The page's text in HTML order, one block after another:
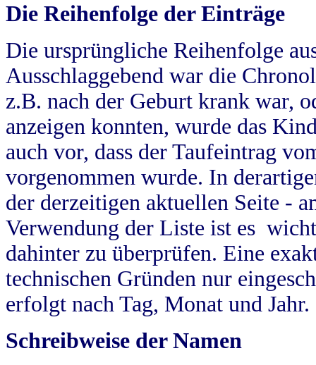
Die Reihenfolge der Einträge
Die ursprüngliche Reihenfolge
Ausschlaggebend war die
z.B. nach der Geburt krank war,
anzeigen konnten, wurde das
auch vor, dass der Taufeintrag
vorgenommen wurde. In
der derzeitigen aktuellen Seite -
Verwendung der Liste ist es
dahinter zu überprüfen. Eine
technischen Gründen nur
erfolgt nach Tag, Monat und Jahr.
Schreibweise der Namen